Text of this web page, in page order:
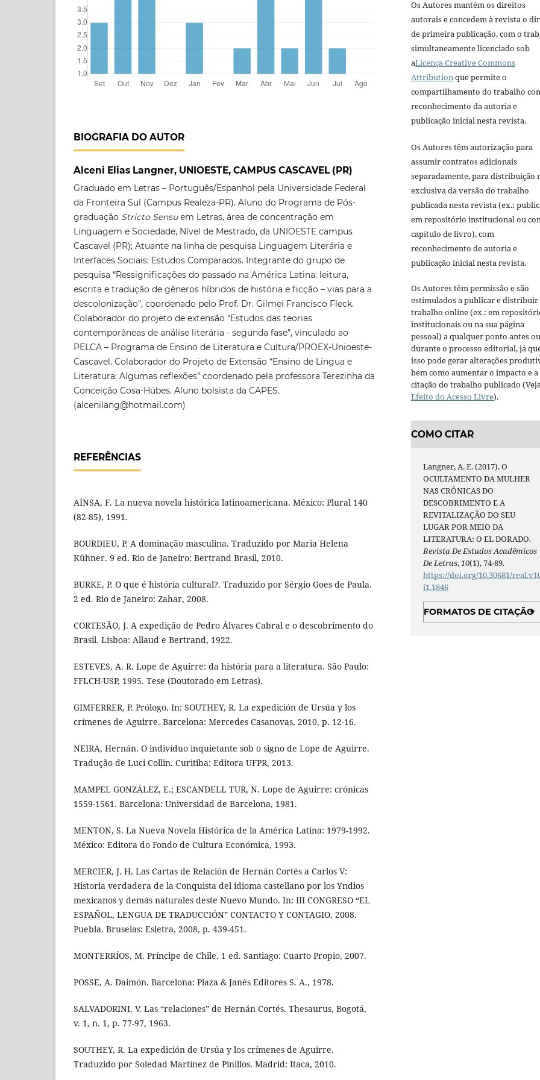
BIOGRAFIA DO AUTOR
Alceni Elias Langner, UNIOESTE, CAMPUS CASCAVEL (PR)
Graduado em Letras – Português/Espanhol pela Universidade Federal
da Fronteira Sul (Campus Realeza-PR). Aluno do Programa de Pós-
graduação Stricto Sensuem Letras, área de concentração em
Linguagem e Sociedade, Nível de Mestrado, da UNIOESTE campus
Cascavel (PR); Atuante na linha de pesquisa Linguagem Literária e
Interfaces Sociais: Estudos Comparados. Integrante do grupo de
pesquisa “Ressignificações do passado na América Latina: leitura,
escrita e tradução de gêneros híbridos de história e ficção – vias para a
descolonização”, coordenado pelo Prof. Dr. Gilmei Francisco Fleck.
Colaborador do projeto de extensão “Estudos das teorias
contemporâneas de análise literária - segunda fase”, vinculado ao
PELCA – Programa de Ensino de Literatura e Cultura/PROEX-Unioeste-
Cascavel. Colaborador do Projeto de Extensão “Ensino de Língua e
Literatura: Algumas reflexões” coordenado pela professora Terezinha da
Conceição Cosa-Hübes. Aluno bolsista da CAPES.
(alcenilang@hotmail.com)
REFERÊNCIAS
AÍNSA, F. La nueva novela histórica latinoamericana. México: Plural 140
(82-85), 1991.
BOURDIEU, P. A dominação masculina. Traduzido por Maria Helena
Kühner. 9 ed. Rio de Janeiro: Bertrand Brasil, 2010.
BURKE, P. O que é história cultural?. Traduzido por Sérgio Goes de Paula.
2 ed. Rio de Janeiro: Zahar, 2008.
CORTESÃO, J. A expedição de Pedro Álvares Cabral e o descobrimento do
Brasil. Lisboa: Allaud e Bertrand, 1922.
ESTEVES, A. R. Lope de Aguirre: da história para a literatura. São Paulo:
FFLCH-USP, 1995. Tese (Doutorado em Letras).
GIMFERRER, P. Prólogo. In: SOUTHEY, R. La expedición de Ursúa y los
crímenes de Aguirre. Barcelona: Mercedes Casanovas, 2010, p. 12-16.
NEIRA, Hernán. O indivíduo inquietante sob o signo de Lope de Aguirre.
Tradução de Luci Collin. Curitiba: Editora UFPR, 2013.
MAMPEL GONZÁLEZ, E.; ESCANDELL TUR, N. Lope de Aguirre: crónicas
1559-1561. Barcelona: Universidad de Barcelona, 1981.
MENTON, S. La Nueva Novela Histórica de la América Latina: 1979-1992.
México: Editora do Fondo de Cultura Económica, 1993.
MERCIER, J. H. Las Cartas de Relación de Hernán Cortés a Carlos V:
Historia verdadera de la Conquista del idioma castellano por los Yndios
mexicanos y demás naturales deste Nuevo Mundo. In: III CONGRESO “EL
ESPAÑOL, LENGUA DE TRADUCCIÓN” CONTACTO Y CONTAGIO, 2008.
Puebla. Bruselas: Esletra, 2008, p. 439-451.
MONTERRÍOS, M. Príncipe de Chile. 1 ed. Santiago: Cuarto Propio, 2007.
POSSE, A. Daimón. Barcelona: Plaza & Janés Editores S. A., 1978.
SALVADORINI, V. Las “relaciones” de Hernán Cortés. Thesaurus, Bogotá,
v. 1, n. 1, p. 77-97, 1963.
SOUTHEY, R. La expedición de Ursúa y los crímenes de Aguirre.
Traduzido por Soledad Martínez de Pinillos. Madrid: Itaca, 2010.
Os Autores mantém os direitos
autorais e concedem à revista o
de primeira publicação, com o
simultaneamente licenciado sob
aLicença Creative Commons
Attributionque permite o
compartilhamento do trabalho
reconhecimento da autoria e
publicação inicial nesta revista.
Os Autores têm autorização para
assumir contratos adicionais
separadamente, para distribuição
exclusiva da versão do trabalho
publicada nesta revista (ex.:
em repositório institucional ou
capítulo de livro), com
reconhecimento de autoria e
publicação inicial nesta revista.
Os Autores têm permissão e são
estimulados a publicar e distribuir
trabalho online (ex.: em
institucionais ou na sua página
pessoal) a qualquer ponto antes ou
durante o processo editorial, já
isso pode gerar alterações
bem como aumentar o impacto e a
citação do trabalho publicado
Efeito do Acesso Livre).
COMO CITAR
Langner, A. E. (2017). O
OCULTAMENTO DA MULHER
NAS CRÔNICAS DO
DESCOBRIMENTO E A
REVITALIZAÇÃO DO SEU
LUGAR POR MEIO DA
LITERATURA: O EL DORADO.
Revista De Estudos Acadêmicos
De Letras, 10(1), 74-89.
https://doi.org/10.30681/
i1.1846
FORMATOS DE CITAÇÃO